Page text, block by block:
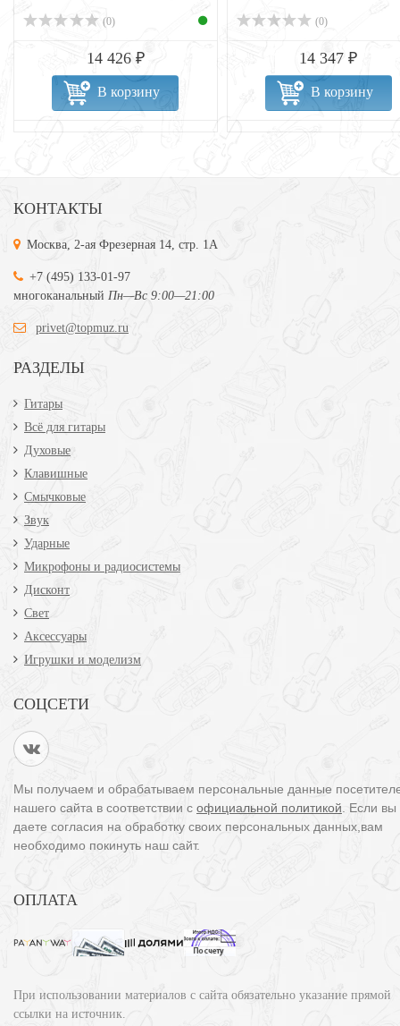
(0)
14 426 ₽
В корзину
(0)
14 347 ₽
В корзину
КОНТАКТЫ
Москва, 2-ая Фрезерная 14, стр. 1А
+7 (495) 133-01-97
многоканальный Пн—Вс 9:00—21:00
privet@topmuz.ru
РАЗДЕЛЫ
Гитары
Всё для гитары
Духовые
Клавишные
Смычковые
Звук
Ударные
Микрофоны и радиосистемы
Дисконт
Свет
Аксессуары
Игрушки и моделизм
СОЦСЕТИ
Мы получаем и обрабатываем персональные данные
нашего сайта в соответствии с официальной политикой . Если
даете согласия на обработку своих персональных данных,вам
необходимо покинуть наш сайт.
ОПЛАТА
При использовании материалов с сайта обязательно указание прямой
ссылки на источник.